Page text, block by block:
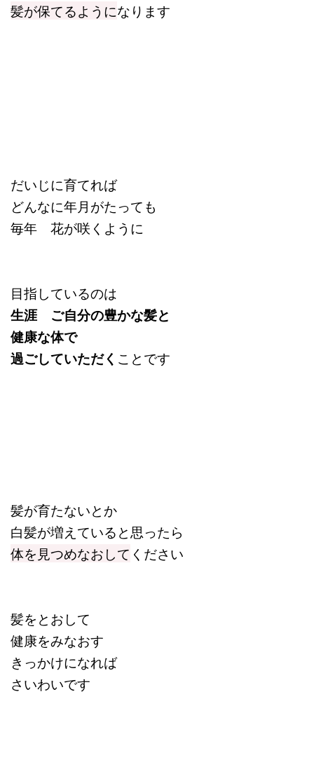
髪が保てるようになります
だいじに育てれば
どんなに年月がたっても
毎年 花が咲くように
目指しているのは
生涯 ご自分の豊かな髪と
健康な体で
過ごしていただく ことです
髪が育たないとか
白髪が増えていると思ったら
体を見つめなおして ください
髪をとおして
健康をみなおす
きっかけになれば
さいわいです